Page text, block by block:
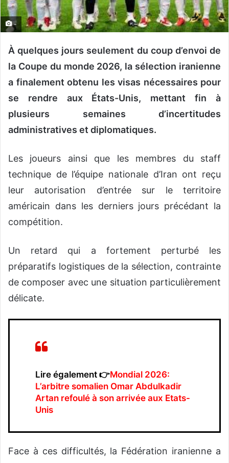
r
r
e
-
À quelques jours seulement du coup d’envoi de
la Coupe du monde 2026, la sélection iranienne
a finalement obtenu les visas nécessaires pour
se rendre aux États-Unis, mettant fin à
plusieurs semaines d’incertitudes
administratives et diplomatiques.
Les joueurs ainsi que les membres du staff
technique de l’équipe nationale d’Iran ont reçu
leur autorisation d’entrée sur le territoire
américain dans les derniers jours précédant la
compétition.
Un retard qui a fortement perturbé les
préparatifs logistiques de la sélection, contrainte
de composer avec une situation particulièrement
délicate.
Lire également 👉Mondial 2026:
L’arbitre somalien Omar Abdulkadir
Artan refoulé à son arrivée aux Etats-
Unis
Face à ces difficultés, la Fédération iranienne a